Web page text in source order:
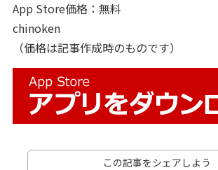
App Store価格：無料
chinoken
（価格は記事作成時のものです）
この記事をシェアしよう